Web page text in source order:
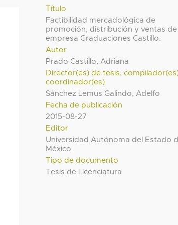
Título
Factibilidad mercadológica de
promoción, distribución y ventas de
empresa Graduaciones Castillo.
Autor
Prado Castillo, Adriana
Director(es) de tesis,
coordinador(es)
Sánchez Lemus Galindo, Adelfo
Fecha de publicación
2015-08-27
Editor
Universidad Autónoma del Estado
México
Tipo de documento
Tesis de Licenciatura